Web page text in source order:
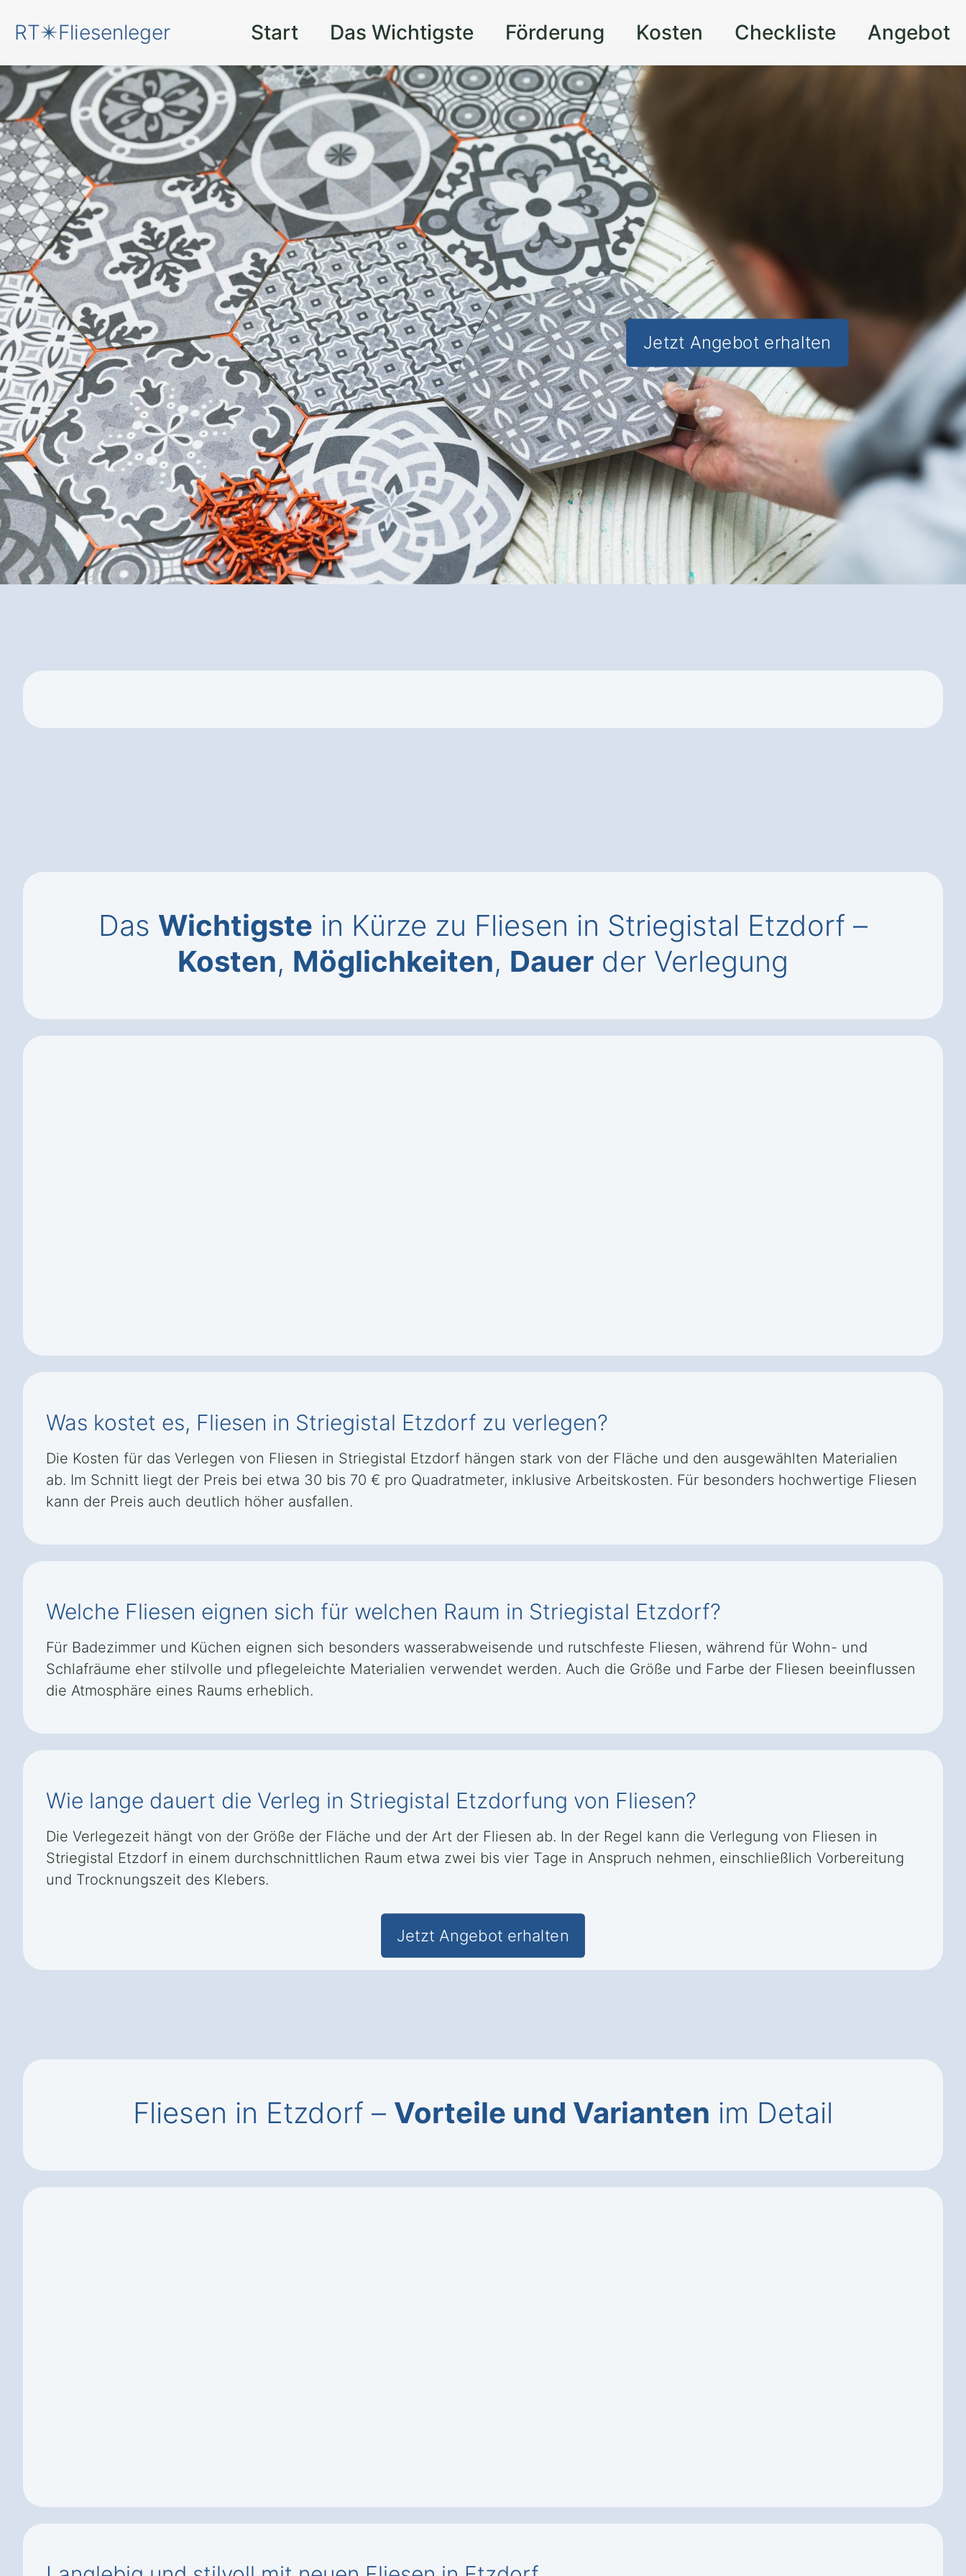
RT✴️Fliesenleger Start Das Wichtigste Förderung Kosten Checkliste Angebot
Neue Fliesenfür Ihr Zuhause in
Striegistal Etzdorf
Der Fliesenleger: Setzen Sie auf präzises Handwerk und
gewinnen Sie Ästhetik und Funktionalitätfür Ihre Räume
in Striegistal Etzdorf.
✅ Unverbindlich & Kostenfrei
✅Individuelle Beratungvon Experten
✅ Hochwertige Materialien und fachgerechte Verlegung
✅ Inkl. umfassendemMaterial- und Kostencheck
Jetzt Angebot erhalten
Das Wichtigste in Kürze zu Fliesen in Striegistal Etzdorf –
Kosten, Möglichkeiten, Dauer der Verlegung
Was kostet es, Fliesen in Striegistal Etzdorf zu verlegen?
Die Kosten für das Verlegen von Fliesen in Striegistal Etzdorf hängen stark von der Fläche und den ausgewählten Materialien
ab. Im Schnitt liegt der Preis bei etwa 30 bis 70 € pro Quadratmeter, inklusive Arbeitskosten. Für besonders hochwertige Fliesen
kann der Preis auch deutlich höher ausfallen.
Welche Fliesen eignen sich für welchen Raum in Striegistal Etzdorf?
Für Badezimmer und Küchen eignen sich besonders wasserabweisende und rutschfeste Fliesen, während für Wohn- und
Schlafräume eher stilvolle und pflegeleichte Materialien verwendet werden. Auch die Größe und Farbe der Fliesen beeinflussen
die Atmosphäre eines Raums erheblich.
Wie lange dauert die Verleg in Striegistal Etzdorfung von Fliesen?
Die Verlegezeit hängt von der Größe der Fläche und der Art der Fliesen ab. In der Regel kann die Verlegung von Fliesen in
Striegistal Etzdorf in einem durchschnittlichen Raum etwa zwei bis vier Tage in Anspruch nehmen, einschließlich Vorbereitung
und Trocknungszeit des Klebers.
Jetzt Angebot erhalten
Fliesen in Etzdorf – Vorteile und Varianten im Detail